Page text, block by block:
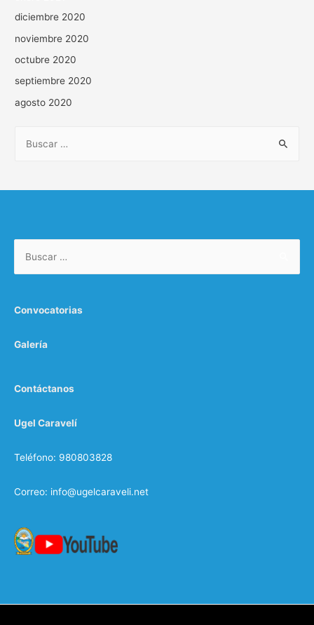
diciembre 2020
noviembre 2020
octubre 2020
septiembre 2020
agosto 2020
Convocatorias
Galería
Contáctanos
Ugel Caravelí
Teléfono: 980803828
Correo: info@ugelcaraveli.net